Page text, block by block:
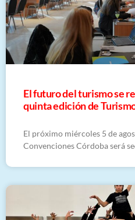
El futuro del turismo se
quinta edición de
El próximo miércoles 5 de
Convenciones Córdoba será